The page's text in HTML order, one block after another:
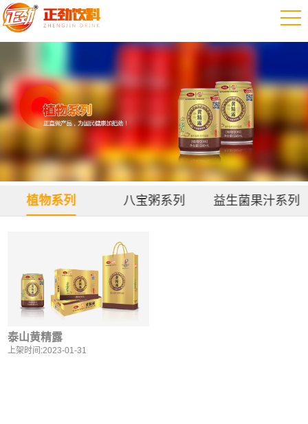
植物系列 八宝粥系列 益生菌果汁系列
泰山黄精露
上架时间:2023-01-31